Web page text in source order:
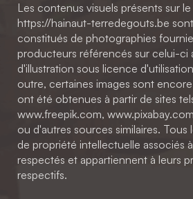
Les contenus visuels présents sur
https://hainaut-terredegouts.be
constitués de photographies
producteurs référencés sur celui-ci
d'illustration sous licence
outre, certaines images sont
ont été obtenues à partir de sites
www.freepik.com,
ou d'autres sources similaires.
de propriété intellectuelle associés
respectés et appartiennent à leurs
respectifs.